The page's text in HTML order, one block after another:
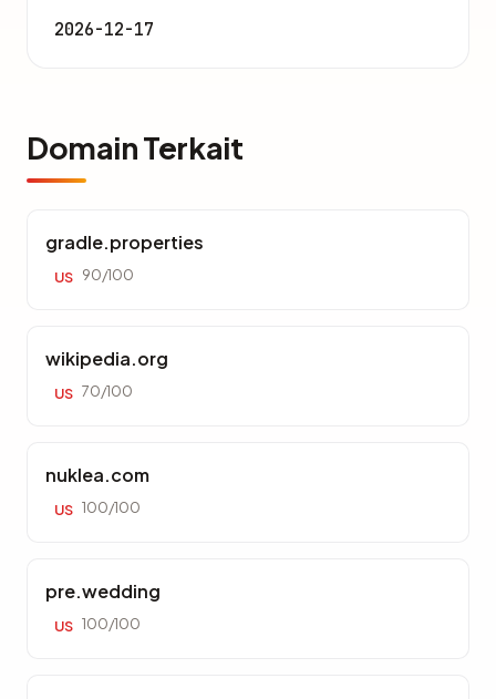
2026-12-17
Domain Terkait
gradle.properties
US 90/100
wikipedia.org
US 70/100
nuklea.com
US 100/100
pre.wedding
US 100/100